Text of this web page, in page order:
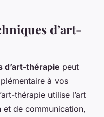
d’art-
d’art-thérapie peut
à vos
thérapie utilise l’art
et de communication,